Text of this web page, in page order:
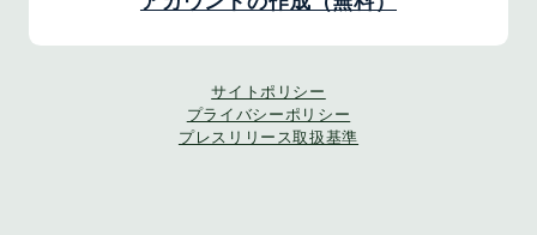
サイトポリシー
プライバシーポリシー
プレスリリース取扱基準